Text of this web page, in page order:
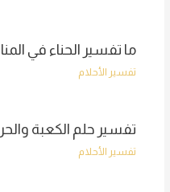
ما تفسير الحناء في
تفسير الأحلام
تفسير حلم الكعبة
تفسير الأحلام